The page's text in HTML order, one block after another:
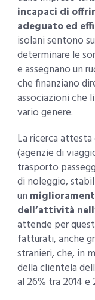
incapaci di
adeguato ed
isolani sentono
determinare le
e assegnano un
che finanziano
associazioni che
vario genere.
La ricerca
(agenzie di
trasporto
di noleggio,
un
dell’attività
attende per
fatturati, anche
stranieri, che, in
della clientela
al 26% tra 2014 e